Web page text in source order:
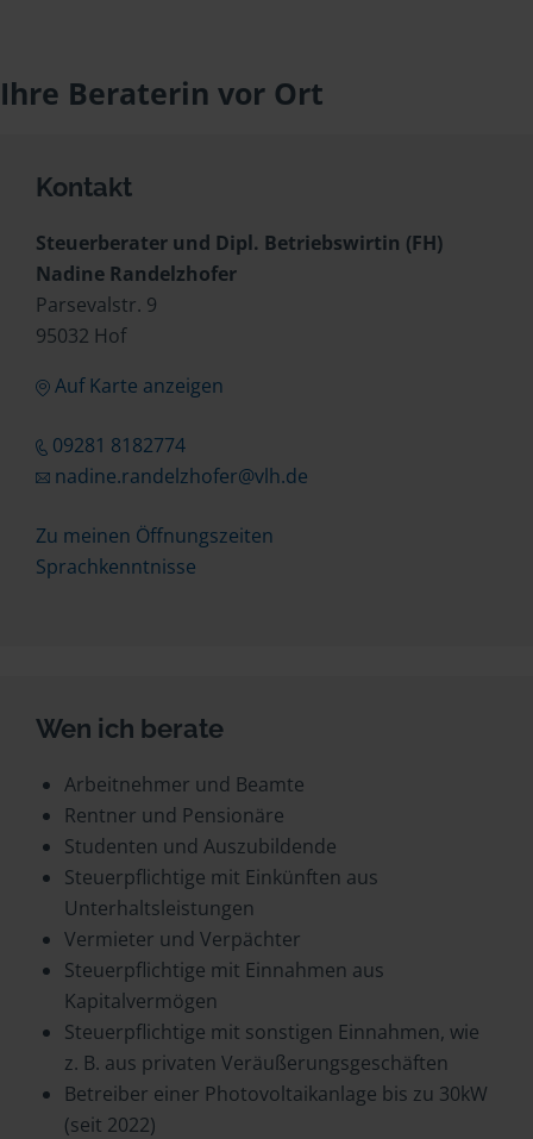
Ihre Beraterin vor Ort
Kontakt
Steuerberater und Dipl. Betriebswirtin (FH)
Nadine Randelzhofer
Parsevalstr. 9
95032 Hof
Auf Karte anzeigen
09281 8182774
nadine.randelzhofer@vlh.de
Zu meinen Öffnungszeiten
Sprachkenntnisse
Wen ich berate
Arbeitnehmer und Beamte
Rentner und Pensionäre
Studenten und Auszubildende
Steuerpflichtige mit Einkünften aus
Unterhaltsleistungen
Vermieter und Verpächter
Steuerpflichtige mit Einnahmen aus
Kapitalvermögen
Steuerpflichtige mit sonstigen Einnahmen, wie
z. B. aus privaten Veräußerungsgeschäften
Betreiber einer Photovoltaikanlage bis zu 30kW
(seit 2022)